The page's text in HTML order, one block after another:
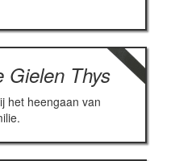
Gielen Thys
het heengaan van